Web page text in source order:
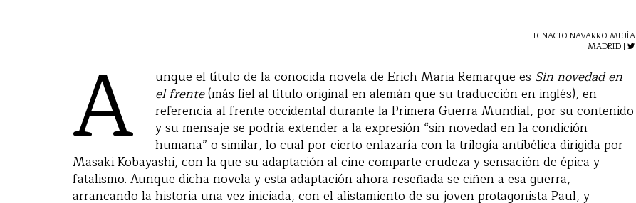
IGNACIO NAVARRO MEJÍA
MADRID |
A unque el título de la conocida novela de Erich Maria Remarque es Sin novedad en
el frente(más fiel al título original en alemán que su traducción en inglés), en
referencia al frente occidental durante la Primera Guerra Mundial, por su contenido
y su mensaje se podría extender a la expresión “sin novedad en la condición
humana” o similar, lo cual por cierto enlazaría con la trilogía antibélica dirigida por
Masaki Kobayashi, con la que su adaptación al cine comparte crudeza y sensación de épica y
fatalismo. Aunque dicha novela y esta adaptación ahora reseñada se ciñen a esa guerra,
arrancando la historia una vez iniciada, con el alistamiento de su joven protagonista Paul, y